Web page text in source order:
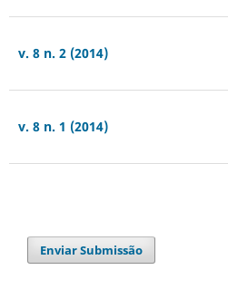
v. 8 n. 2 (2014)
v. 8 n. 1 (2014)
Enviar Submissão